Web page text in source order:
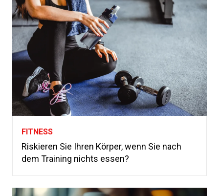
FITNESS
Riskieren Sie Ihren Körper, wenn Sie nach
dem Training nichts essen?